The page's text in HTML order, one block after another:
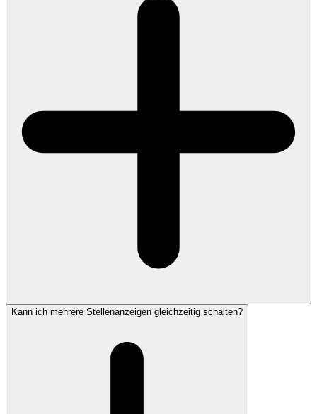
Kann ich mehrere Stellenanzeigen gleichzeitig schalten?